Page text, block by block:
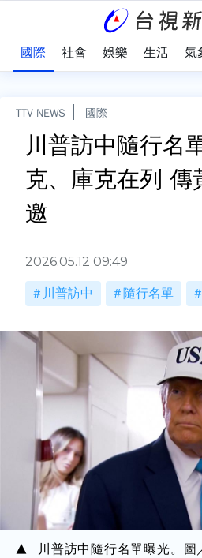
國際 社會 娛樂 生活 氣
TTV NEWS 國際
川普訪中隨行名
克、庫克在列 傳
邀
2026.05.12 09:49
川普訪中 隨行名單
川普訪中隨行名單曝光。圖